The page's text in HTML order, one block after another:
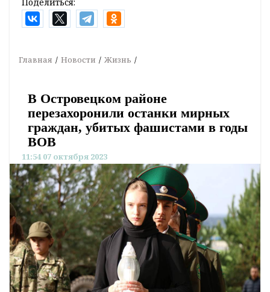
Главная Новости Жизнь
В Островецком районе
перезахоронили останки мирных
граждан, убитых фашистами в годы
ВОВ
11:54 07 октября 2023